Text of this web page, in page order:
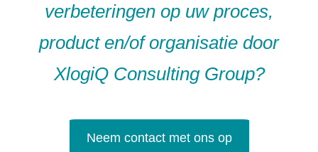
verbeteringen op uw proces,
product en/of organisatie door
XlogiQ Consulting Group?
Neem contact met ons op